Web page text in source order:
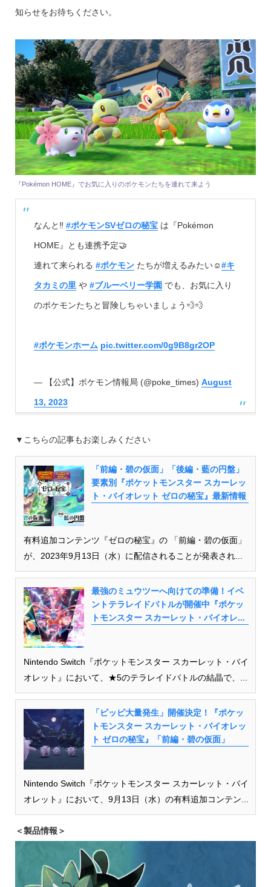
知らせをお待ちください。
『Pokémon HOME』でお気に入りのポケモンたちを連れて来よう
なんと‼️ #ポケモンSVゼロの秘宝は『Pokémon
HOME』とも連携予定🤝
連れて来られる #ポケモンたちが増えるみたい☺️#キ
タカミの里や #ブルーベリー学園 でも、お気に入り
のポケモンたちと冒険しちゃいましょう💨💨
#ポケモンホーム pic.twitter.com/0g9B8gr2OP
— 【公式】ポケモン情報局 (@poke_times) August
13, 2023
▼こちらの記事もお楽しみください
「前編・碧の仮面」「後編・藍の円盤」
要素別『ポケットモンスター スカーレッ
ト・バイオレット ゼロの秘宝』最新情報
有料追加コンテンツ『ゼロの秘宝』の 「前編・碧の仮面」
が、2023年9月13日（水）に配信されることが発表され...
最強のミュウツーへ向けての準備！イベ
ントテラレイドバトルが開催中『ポケッ
トモンスター スカーレット・バイオレ...
Nintendo Switch『ポケットモンスター スカーレット・バイ
オレット』において、★5のテラレイドバトルの結晶で、...
「ピッピ大量発生」開催決定！『ポケッ
トモンスター スカーレット・バイオレッ
ト ゼロの秘宝』「前編・碧の仮面」
Nintendo Switch『ポケットモンスター スカーレット・バイ
オレット』において、9月13日（水）の有料追加コンテン...
＜製品情報＞